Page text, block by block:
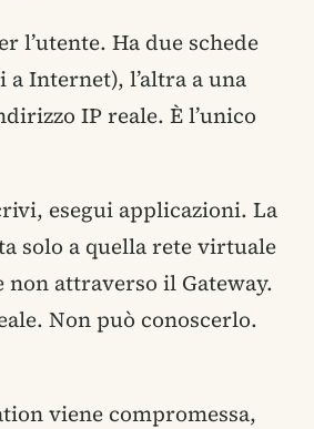
l’utente. Ha due schede
Internet), l’altra a una
IP reale. È l’unico
esegui applicazioni. La
solo a quella rete virtuale
attraverso il Gateway.
Non può conoscerlo.
viene compromessa,